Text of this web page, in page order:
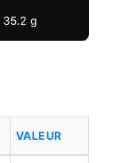
35.2 g
VALEUR